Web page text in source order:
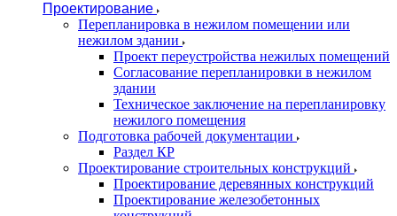
Проектирование
Перепланировка в нежилом помещении или
нежилом здании
Проект переустройства нежилых помещений
Согласование перепланировки в нежилом
здании
Техническое заключение на перепланировку
нежилого помещения
Подготовка рабочей документации
Раздел КР
Проектирование строительных конструкций
Проектирование деревянных конструкций
Проектирование железобетонных